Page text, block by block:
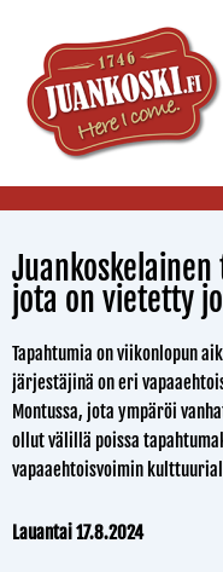
jota on vietetty
Tapahtumia on viikonlopun
järjestäjinä on eri
Montussa, jota ympäröi
ollut välillä poissa
vapaaehtoisvoimin
Lauantai 17.8.2024